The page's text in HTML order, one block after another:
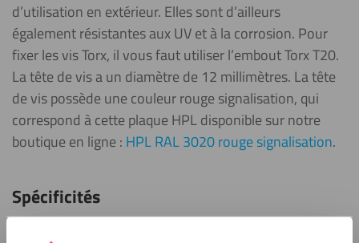
d’utilisation en extérieur. Elles sont d’ailleurs
également résistantes aux UV et à la corrosion. Pour
fixer les vis Torx, il vous faut utiliser l’embout Torx T20.
La tête de vis a un diamètre de 12 millimètres. La tête
de vis possède une couleur rouge signalisation, qui
correspond à cette plaque HPL disponible sur notre
boutique en ligne : HPL RAL 3020 rouge signalisation.
Spécificités